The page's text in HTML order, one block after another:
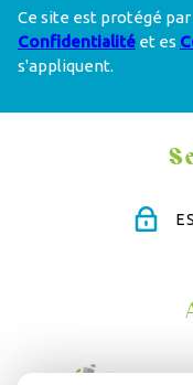
Ce site est protégé par
Confidentialité et es
s'appliquent.